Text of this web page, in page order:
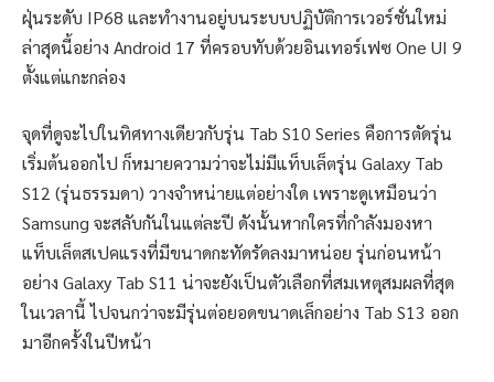
ฝุ่นระดับ IP68 และทำงานอยู่บนระบบปฏิบัติการเวอร์ชั่นใหม่
ล่าสุดนี้อย่าง Android 17 ที่ครอบทับด้วยอินเทอร์เฟซ One UI 9
ตั้งแต่แกะกล่อง
จุดที่ดูจะไปในทิศทางเดียวกับรุ่น Tab S10 Series คือการตัดรุ่น
เริ่มต้นออกไป ก็หมายความว่าจะไม่มีแท็บเล็ตรุ่น Galaxy Tab
S12 (รุ่นธรรมดา) วางจำหน่ายแต่อย่างใด เพราะดูเหมือนว่า
Samsung จะสลับกันในแต่ละปี ดังนั้นหากใครที่กำลังมองหา
แท็บเล็ตสเปคแรงที่มีขนาดกะทัดรัดลงมาหน่อย รุ่นก่อนหน้า
อย่าง Galaxy Tab S11 น่าจะยังเป็นตัวเลือกที่สมเหตุสมผลที่สุด
ในเวลานี้ ไปจนกว่าจะมีรุ่นต่อยอดขนาดเล็กอย่าง Tab S13 ออก
มาอีกครั้งในปีหน้า